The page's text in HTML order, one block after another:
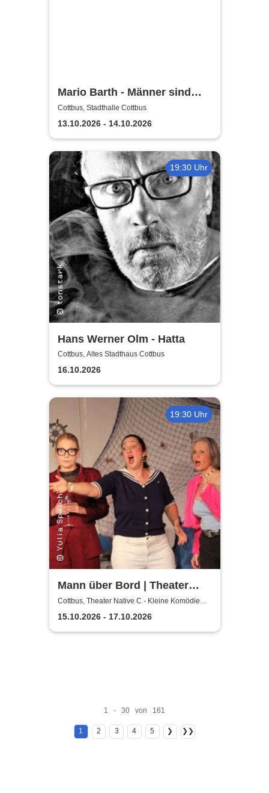
Mario Barth - Männer sind
nichts ohne die Frauen
Cottbus, Stadthalle Cottbus
13.10.2026 - 14.10.2026
19:30 Uhr
Hans Werner Olm - Hatta
Cottbus, Altes Stadthaus Cottbus
16.10.2026
19:30 Uhr
Mann über Bord | Theater
Native C - Kleine Komödie
Cottbus - Innenhof
Cottbus, Theater Native C - Kleine Komödie
Cottbus - Innenhof
15.10.2026 - 17.10.2026
1 - 30 von 161
1 2 3 4 5 ❯ ❯❯